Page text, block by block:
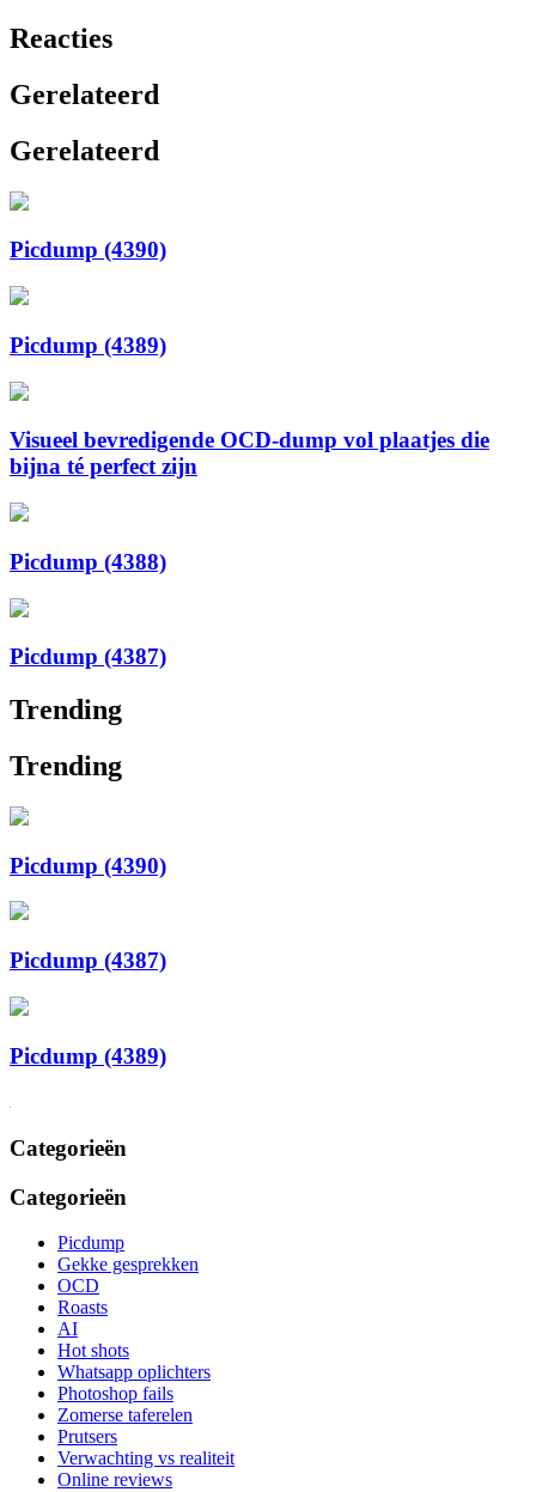
Reacties
Gerelateerd
Gerelateerd
Picdump (4390)
Picdump (4389)
Visueel bevredigende OCD-dump vol plaatjes die
bijna té perfect zijn
Picdump (4388)
Picdump (4387)
Trending
Trending
Picdump (4390)
Picdump (4387)
Picdump (4389)
Categorieën
Categorieën
Picdump
Gekke gesprekken
OCD
Roasts
AI
Hot shots
Whatsapp oplichters
Photoshop fails
Zomerse taferelen
Prutsers
Verwachting vs realiteit
Online reviews